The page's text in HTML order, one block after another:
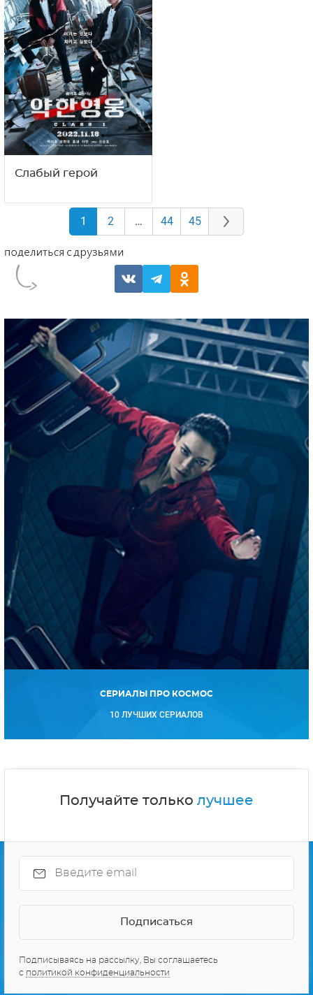
Слабый герой
1 2 … 44 45
СЕРИАЛЫ ПРО КОСМОС
10 ЛУЧШИХ СЕРИАЛОВ
Получайте только лучшее
Подписываясь на рассылку, Вы соглашаетесь
с политикой конфиденциальности